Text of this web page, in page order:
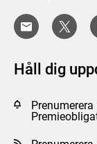
Håll dig